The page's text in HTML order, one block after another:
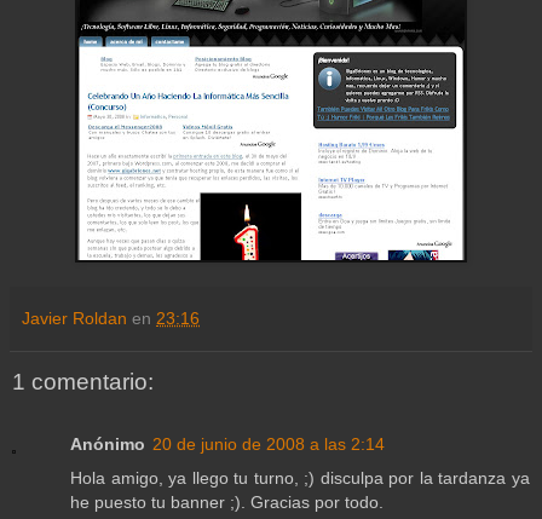
Javier Roldan en 23:16
1 comentario:
Anónimo 20 de junio de 2008 a las 2:14
Hola amigo, ya llego tu turno, ;) disculpa por la tardanza ya
he puesto tu banner ;). Gracias por todo.